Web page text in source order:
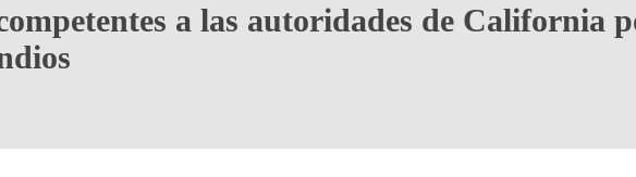
a las autoridades de California